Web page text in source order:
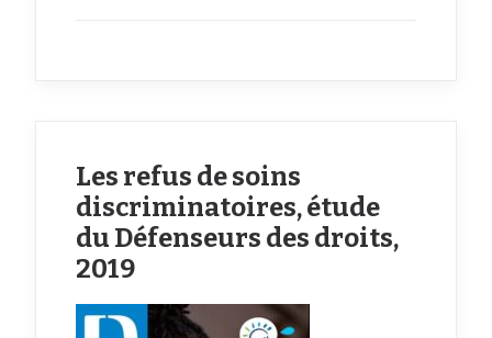
Les refus de soins
discriminatoires, étude
du Défenseurs des droits,
2019